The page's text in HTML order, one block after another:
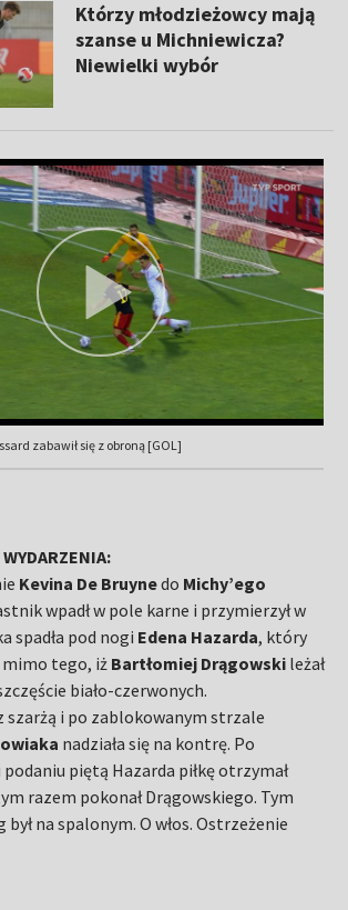
Którzy młodzieżowcy mają
szanse u Michniewicza?
Niewielki wybór
zabawił się z obroną [GOL]
Kevina De Bruynedo Michy’ego
wpadł w pole karne i przymierzył w
spadła pod nogi Edena Hazarda, który
tego, iż Bartłomiej Drągowski leżał
biało-czerwonych.
szarżą i po zablokowanym strzale
nadziała się na kontrę. Po
piętą Hazarda piłkę otrzymał
razem pokonał Drągowskiego. Tym
na spalonym. O włos. Ostrzeżenie